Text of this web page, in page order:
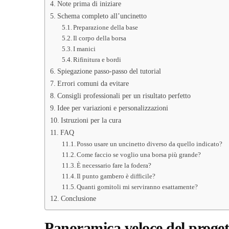
Note prima di iniziare
Schema completo all’uncinetto
Preparazione della base
Il corpo della borsa
I manici
Rifinitura e bordi
Spiegazione passo-passo del tutorial
Errori comuni da evitare
Consigli professionali per un risultato perfetto
Idee per variazioni e personalizzazioni
Istruzioni per la cura
FAQ
Posso usare un uncinetto diverso da quello indicato?
Come faccio se voglio una borsa più grande?
È necessario fare la fodera?
Il punto gambero è difficile?
Quanti gomitoli mi serviranno esattamente?
Conclusione